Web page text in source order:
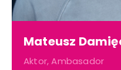
Mateusz
Aktor, Ambasador